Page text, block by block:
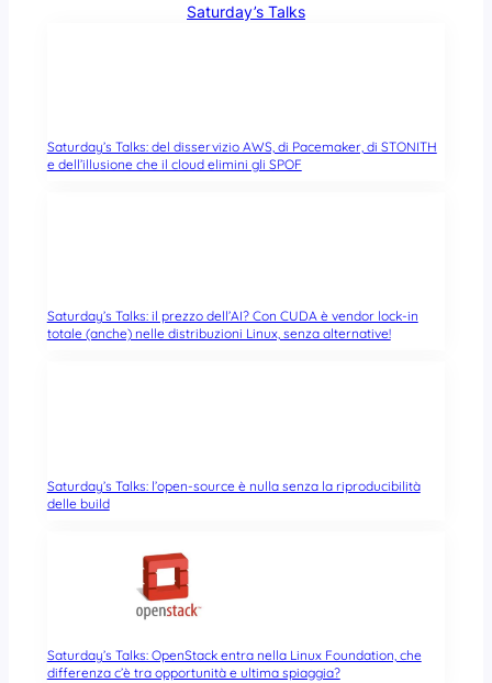
Saturday’s Talks
Saturday’s Talks: del disservizio AWS, di Pacemaker, di STONITH
e dell’illusione che il cloud elimini gli SPOF
Saturday’s Talks: il prezzo dell’AI? Con CUDA è vendor lock-in
totale (anche) nelle distribuzioni Linux, senza alternative!
Saturday’s Talks: l’open-source è nulla senza la riproducibilità
delle build
Saturday’s Talks: OpenStack entra nella Linux Foundation, che
differenza c’è tra opportunità e ultima spiaggia?